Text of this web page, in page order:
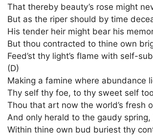
That thereby beauty’s rose might
But as the riper should by time
His tender heir might bear his
But thou contracted to thine own
Feed’st thy light’s flame with self-
(D)
Making a famine where abundance
Thy self thy foe, to thy sweet self
Thou that art now the world’s fresh
And only herald to the gaudy spring,
Within thine own bud buriest thy